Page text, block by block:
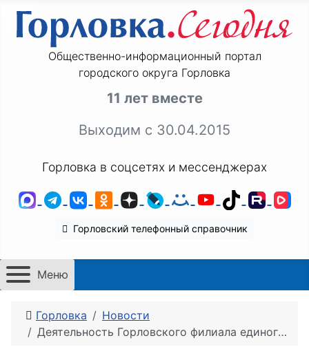
Общественно-информационный портал
городского округа Горловка
11 лет вместе
Выходим с 30.04.2015
Горловка в соцсетях и мессенджерах
MAXTelegram
ВКонтакте
Одноклассники
ДзенLiveJournal
Мой Мир
YouTube
TikTok
Горловский телефонный справочник
Меню
Горловка
Новости
Деятельность Горловского филиала единого регионального фонда по управлению многоквартирными домами на территории ДНР